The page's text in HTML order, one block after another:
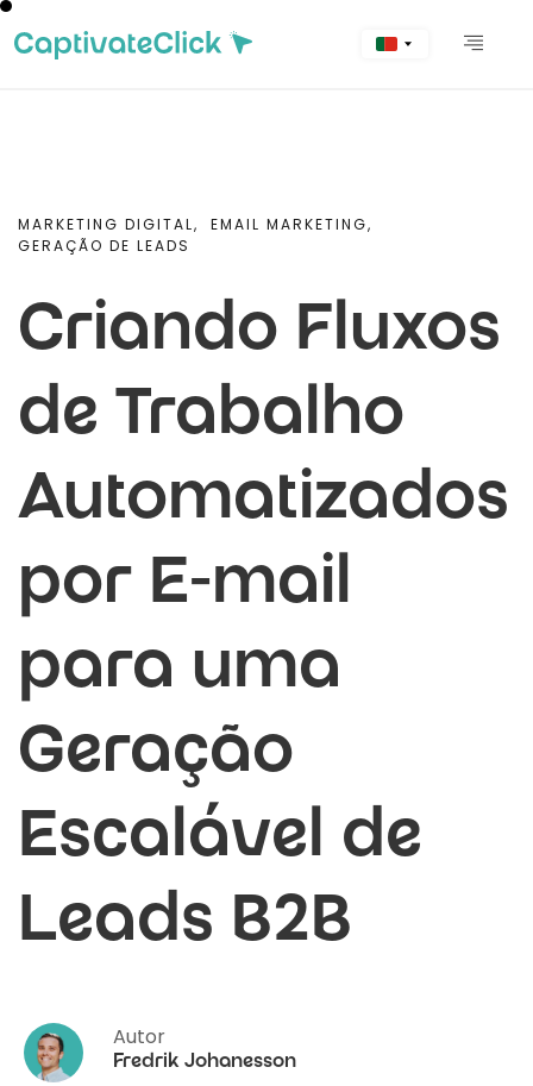
MARKETING DIGITAL,
EMAIL MARKETING,
GERAÇÃO DE LEADS
Criando Fluxos
de Trabalho
Automatizados
por E-mail
para uma
Geração
Escalável de
Leads B2B
Autor
Fredrik Johanesson